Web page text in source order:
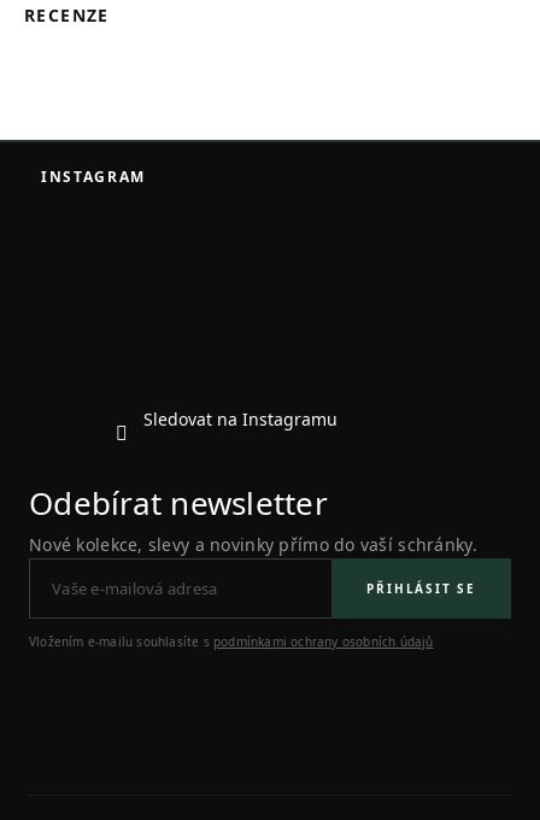
RECENZE
INSTAGRAM
Sledovat na Instagramu
Odebírat newsletter
Nové kolekce, slevy a novinky přímo do vaší schránky.
PŘIHLÁSIT SE
Vložením e-mailu souhlasíte s podmínkami ochrany osobních údajů